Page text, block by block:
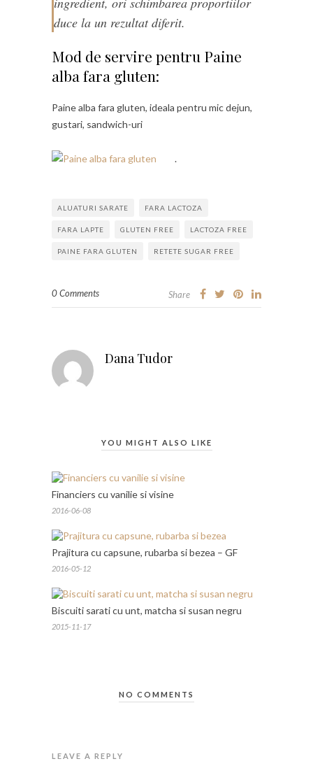
duce la un rezultat diferit.
Mod de servire pentru Paine
alba fara gluten:
Paine alba fara gluten, ideala pentru mic dejun,
gustari, sandwich-uri
.
ALUATURI SARATE FARA LACTOZA
FARA LAPTE GLUTEN FREE LACTOZA FREE
PAINE FARA GLUTEN RETETE SUGAR FREE
0 Comments Share
Dana Tudor
YOU MIGHT ALSO LIKE
Financiers cu vanilie si visine
2016-06-08
Prajitura cu capsune, rubarba si bezea – GF
2016-05-12
Biscuiti sarati cu unt, matcha si susan negru
2015-11-17
NO COMMENTS
LEAVE A REPLY